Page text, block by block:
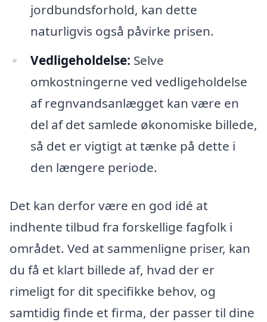
jordbundsforhold, kan dette
naturligvis også påvirke prisen.
Vedligeholdelse: Selve
omkostningerne ved vedligeholdelse
af regnvandsanlægget kan være en
del af det samlede økonomiske billede,
så det er vigtigt at tænke på dette i
den længere periode.
Det kan derfor være en god idé at
indhente tilbud fra forskellige fagfolk i
området. Ved at sammenligne priser, kan
du få et klart billede af, hvad der er
rimeligt for dit specifikke behov, og
samtidig finde et firma, der passer til dine